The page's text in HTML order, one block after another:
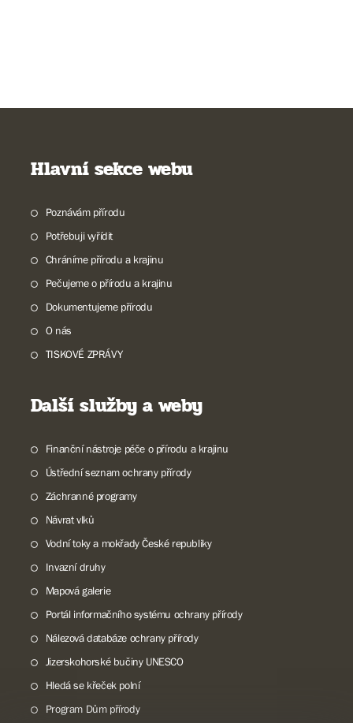
Hlavní sekce webu
Poznávám přírodu
Potřebuji vyřídit
Chráníme přírodu a krajinu
Pečujeme o přírodu a krajinu
Dokumentujeme přírodu
O nás
TISKOVÉ ZPRÁVY
Další služby a weby
Finanční nástroje péče o přírodu a krajinu
Ústřední seznam ochrany přírody
Záchranné programy
Návrat vlků
Vodní toky a mokřady České republiky
Invazní druhy
Mapová galerie
Portál informačního systému ochrany přírody
Nálezová databáze ochrany přírody
Jizerskohorské bučiny UNESCO
Hledá se křeček polní
Program Dům přírody